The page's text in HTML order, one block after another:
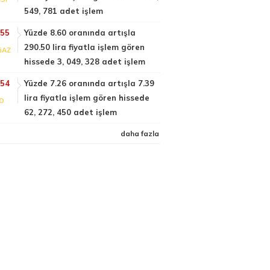
549, 781 adet işlem
Yüzde 8.60 oranında artışla
290.50 lira fiyatla işlem gören
hissede 3, 049, 328 adet işlem
Yüzde 7.26 oranında artışla 7.39
lira fiyatla işlem gören hissede
62, 272, 450 adet işlem
daha fazla